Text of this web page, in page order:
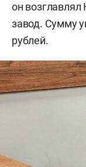
он
завод. Сумму
рублей.